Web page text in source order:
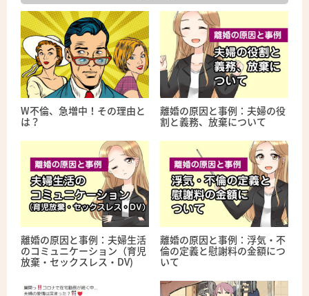
W不倫、急増中！その理由と
は？
離婚の原因と事例：夫婦の役
割と義務、放棄について
離婚の原因と事例：夫婦生活
のコミュニケーション（育児
放棄・セックスレス・DV)
離婚の原因と事例：浮気・不
倫の定義と慰謝料の金額につ
いて